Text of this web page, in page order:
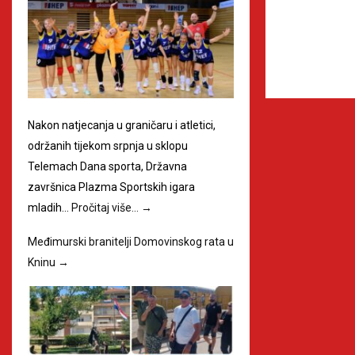
Nakon natjecanja u graničaru i atletici,
održanih tijekom srpnja u sklopu
Telemach Dana sporta, Državna
završnica Plazma Sportskih igara
mladih… Pročitaj više… →
Međimurski branitelji Domovinskog rata u
Kninu →